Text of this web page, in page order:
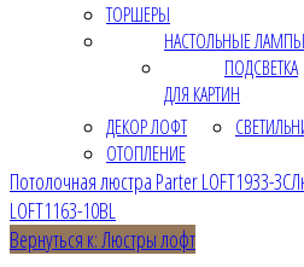
ТОРШЕРЫ
НАСТОЛЬНЫЕ ЛАМПЫ
ПОДСВЕТКА
ДЛЯ КАРТИН
ДЕКОР ЛОФТ
ОТОПЛЕНИЕ
Потолочная люстра Parter LOFT1933-3C
LOFT1163-10BL
Вернуться к: Люстры лофт